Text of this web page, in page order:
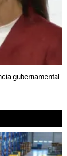
gubernamental